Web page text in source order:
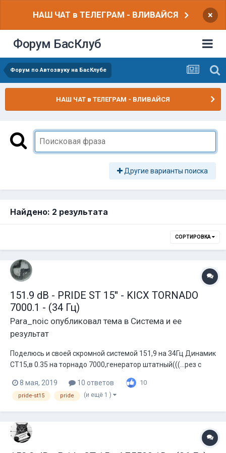
НАШ ЧАТ в ТЕЛЕГРАМ - ВЛИВАЙСЯ ×
Форум БасКлуб
Форум по Автозвуку на БасКлубе
НАШ ЧАТ в ТЕЛЕГРАМ - ВЛИВАЙСЯ
Другие варианты поиска
Найдено: 2 результата
СОРТИРОВКА
151.9 dB - PRIDE ST 15'' - KICX TORNADO
7000.1 - (34 Гц)
Para_noic опубликовал тема в Система и ее
результат
Поделюсь и своей скромной системой 151,9 на 34Гц Динамик
СТ15,в 0.35 на торнадо 7000,генератор штатный(((...рез с
трех АГМ по 90А дала прибавку в 0.4Дб Автомобиль Е53
BMW.Абсолютный повседнев,рядом с коробом даже пакеты
8 мая, 2019 10 ответов 10
pride-st15 pride (и ещё 1 )